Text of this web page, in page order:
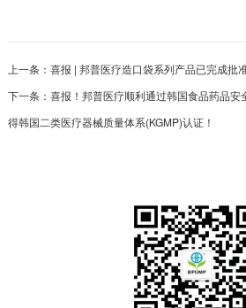
上一条： 喜报 | 邦普医疗造口袋系列产品已完成批
下一条： 喜报！邦普医疗顺利通过韩国食品药品安
得韩国二类医疗器械质量体系(KGMP)认证！